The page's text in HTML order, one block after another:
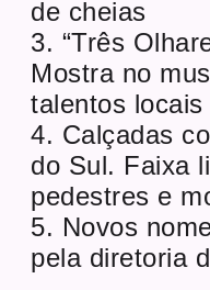
de cheias
3. “Três
Mostra no
talentos locais
4. Calçadas
do Sul. Faixa
pedestres e
5. Novos
pela diretoria